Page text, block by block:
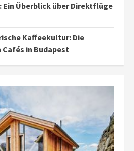
Ein Überblick über Direktflüge
Kaffeekultur: Die
in Budapest